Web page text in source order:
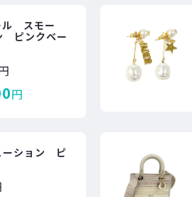
ル スモー
ピンクベー
円
ーション ピ